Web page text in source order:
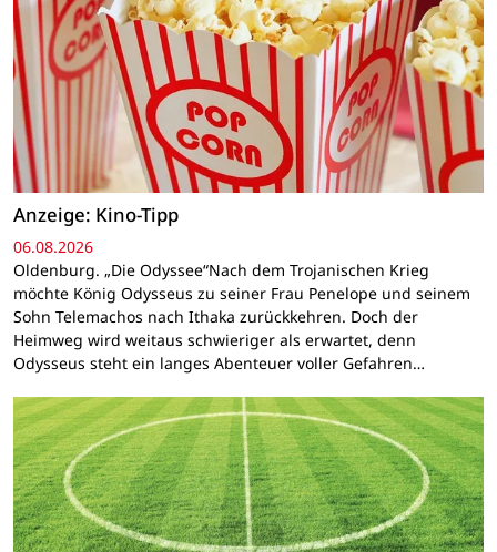
Anzeige: Kino-Tipp
06.08.2026
Oldenburg. „Die Odyssee“Nach dem Trojanischen Krieg
möchte König Odysseus zu seiner Frau Penelope und seinem
Sohn Telemachos nach Ithaka zurückkehren. Doch der
Heimweg wird weitaus schwieriger als erwartet, denn
Odysseus steht ein langes Abenteuer voller Gefahren…